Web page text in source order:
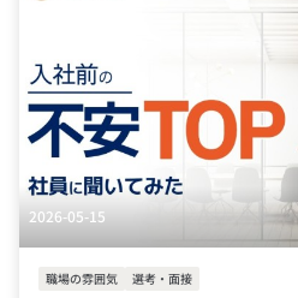
2026-05-15
職場の雰囲気 選考・面接